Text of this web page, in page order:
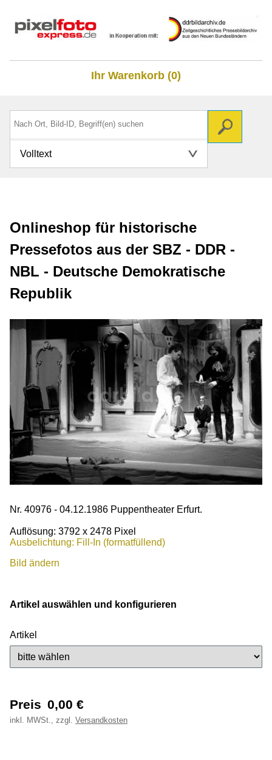
Ihr Warenkorb (0)
Volltext
Onlineshop für historische
Pressefotos aus der SBZ - DDR -
NBL - Deutsche Demokratische
Republik
Nr. 40976 - 04.12.1986 Puppentheater Erfurt.
Auflösung: 3792 x 2478 Pixel
Ausbelichtung: Fill-In (formatfüllend)
Bild ändern
Artikel auswählen und konfigurieren
Artikel
Preis 0,00 €
inkl. MWSt., zzgl. Versandkosten